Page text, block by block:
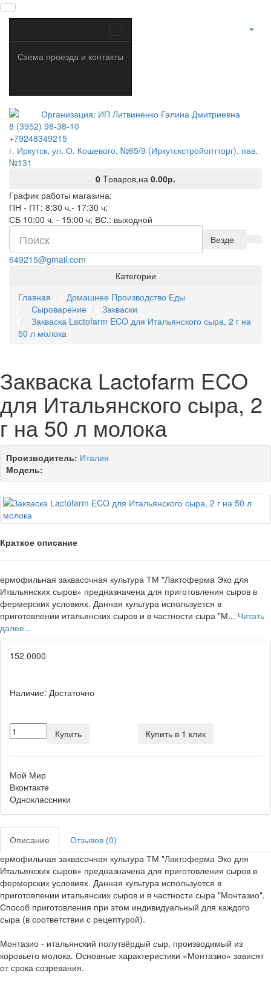
Схема проезда и контакты
8 (3952) 98-38-10
+79248349215
г. Иркутск, ул. О. Кошевого, №65/9 (Иркутскстройоптторг), пав.
№131
0 Tоваров,на 0.00р.
График работы магазина:
ПН - ПТ: 8:30 ч.- 17:30 ч;
СБ 10:00 ч. - 15:00 ч; ВС.: выходной
Везде
649215@gmail.com
Категории
Главная
Домашнее Производство Еды
Сыроварение
Закваски
Закваска Lactofarm ECO для Итальянского сыра, 2 г на
50 л молока
Закваска Lactofarm ECO
для Итальянского сыра, 2
г на 50 л молока
Производитель: Италия
Модель:
Краткое описание
ермофильная заквасочная культура ТМ "Лактоферма Эко для
Итальянских сыров» предназначена для приготовления сыров в
фермерских условиях. Данная культура используется в
приготовлении итальянских сыров и в частности сыра "М... Читать
далее...
152.0000
Наличие: Достаточно
Купить Купить в 1 клик
Мой Мир
Вконтакте
Одноклассники
Описание
Отзывов (0)
ермофильная заквасочная культура ТМ "Лактоферма Эко для
Итальянских сыров» предназначена для приготовления сыров в
фермерских условиях. Данная культура используется в
приготовлении итальянских сыров и в частности сыра "Монтазио".
Способ приготовления при этом индивидуальный для каждого
сыра (в соответствии с рецептурой).
Монтазио - итальянский полутвёрдый сыр, производимый из
коровьего молока. Основные характеристики «Монтазио» зависят
от срока созревания.